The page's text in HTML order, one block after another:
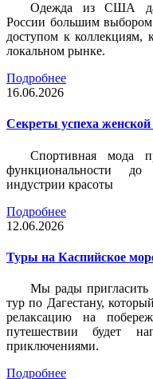
Одежда из США
России большим
доступом к коллекциям,
локальном рынке.
Подробнее
16.06.2026
Секреты успеха
Спортивная мода
функциональности
индустрии красоты
Подробнее
12.06.2026
Туры на Каспийское
Мы рады пригласить
тур по Дагестану,
релаксацию на
путешествии будет
приключениями.
Подробнее